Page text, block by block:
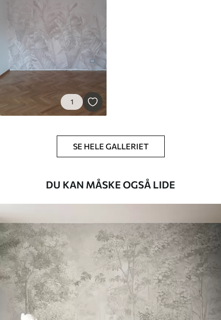
1
SE HELE GALLERIET
DU KAN MÅSKE OGSÅ LIDE